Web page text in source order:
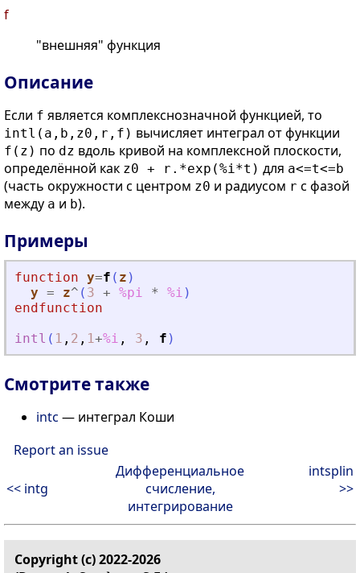
f
"внешняя" функция
Описание
Если f является комплекснозначной функцией, то
intl(a,b,z0,r,f) вычисляет интеграл от функции
f(z) по dz вдоль кривой на комплексной плоскости,
определённой как z0 + r.*exp(%i*t) для a<=t<=b
(часть окружности с центром z0 и радиусом r с фазой
между a и b).
Примеры
function y=f ( z )
y = z^ ( 3 + %pi * %i )
endfunction
intl ( 1 , 2 , 1+%i , 3 , f )
Смотрите также
intc — интеграл Коши
Report an issue
<< intg
Дифференциальное
счисление,
интегрирование
intsplin
>>
Copyright (c) 2022-2026